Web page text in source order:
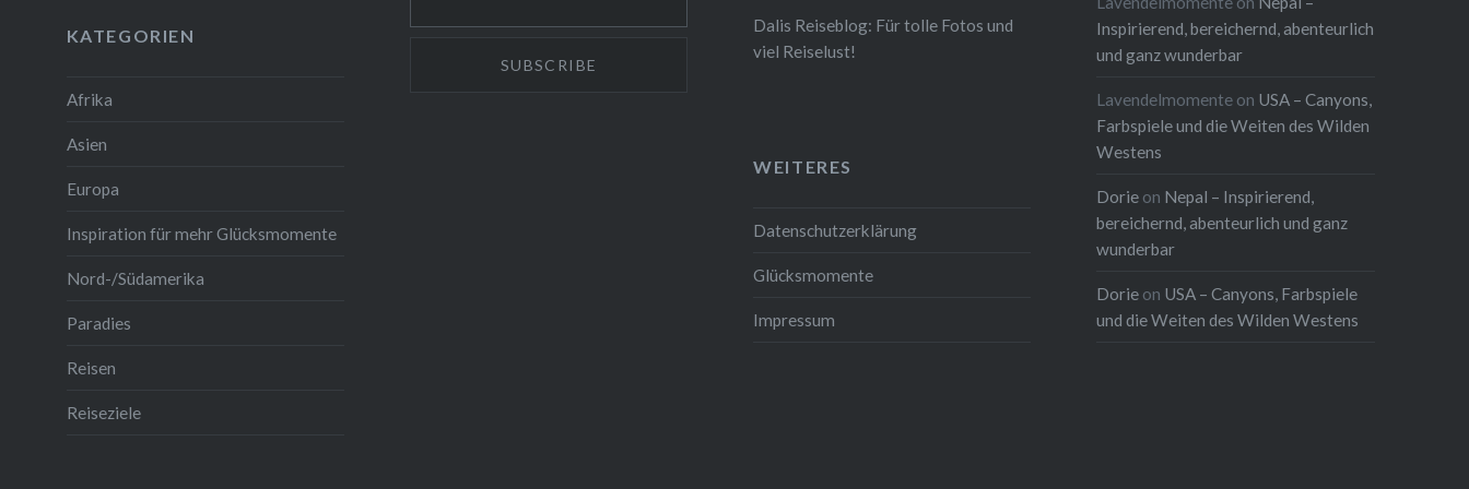
Dalis Reiseblog: Für tolle Fotos und
viel Reiselust!
Inspirierend, bereichernd, abenteurlich
und ganz wunderbar
Lavendelmomente on USA – Canyons,
Farbspiele und die Weiten des Wilden
Westens
Dorie on Nepal – Inspirierend,
bereichernd, abenteurlich und ganz
wunderbar
Dorie on USA – Canyons, Farbspiele
und die Weiten des Wilden Westens
KATEGORIEN
Afrika
Asien
Europa
Inspiration für mehr Glücksmomente
Nord-/Südamerika
Paradies
Reisen
Reiseziele
WEITERES
Datenschutzerklärung
Glücksmomente
Impressum